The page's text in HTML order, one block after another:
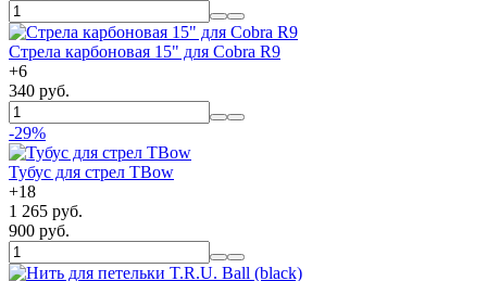
Стрела карбоновая 15" для Cobra R9
+6
340 руб.
-29%
Тубус для стрел TBow
+18
1 265 руб.
900 руб.